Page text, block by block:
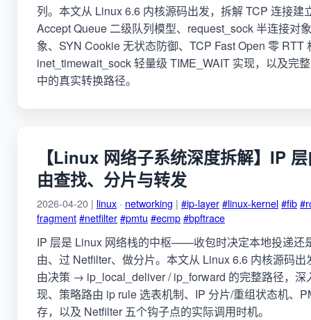
列。本文从 Linux 6.6 内核源码出发，拆解 TCP 连接建
Accept Queue 二级队列模型、request_sock 半连接对
象、SYN Cookie 无状态防御、TCP Fast Open 零 RTT
inet_timewait_sock 轻量级 TIME_WAIT 实现，以及完
中的真实转换路径。
【Linux 网络子系统深度拆解】IP
由查找、分片与转发
2026-04-20 | linux · networking | #ip-layer#linux-kernel#fib
fragment#netfilter#pmtu #ecmp#bpftrace
IP 层是 Linux 网络栈的中枢——收包时决定本地投递还
由、过 Netfilter、做分片。本文从 Linux 6.6 内核源码
由决策 → ip_local_deliver / ip_forward 的完整路径，深
现、策略路由 ip rule 选表机制、IP 分片/重组状态机、
存，以及 Netfilter 五个钩子点的实际调用时机。